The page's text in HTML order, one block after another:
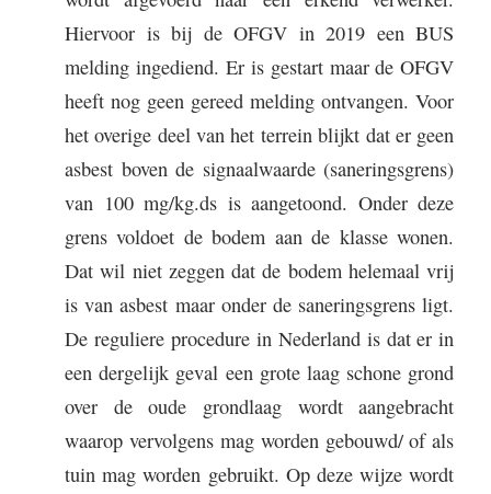
Hiervoor is bij de OFGV in 2019 een BUS
melding ingediend. Er is gestart maar de OFGV
heeft nog geen gereed melding ontvangen. Voor
het overige deel van het terrein blijkt dat er geen
asbest boven de signaalwaarde (saneringsgrens)
van 100 mg/kg.ds is aangetoond. Onder deze
grens voldoet de bodem aan de klasse wonen.
Dat wil niet zeggen dat de bodem helemaal vrij
is van asbest maar onder de saneringsgrens ligt.
De reguliere procedure in Nederland is dat er in
een dergelijk geval een grote laag schone grond
over de oude grondlaag wordt aangebracht
waarop vervolgens mag worden gebouwd/ of als
tuin mag worden gebruikt. Op deze wijze wordt